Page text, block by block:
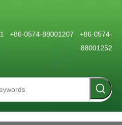
+86-0574-88001207 +86-0574-
88001252